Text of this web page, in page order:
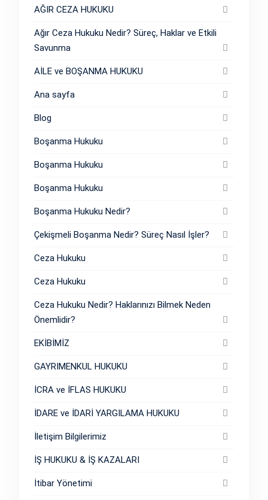
AĞIR CEZA HUKUKU
Ağır Ceza Hukuku Nedir? Süreç, Haklar ve Etkili
Savunma
AİLE ve BOŞANMA HUKUKU
Ana sayfa
Blog
Boşanma Hukuku
Boşanma Hukuku
Boşanma Hukuku
Boşanma Hukuku Nedir?
Çekişmeli Boşanma Nedir? Süreç Nasıl İşler?
Ceza Hukuku
Ceza Hukuku
Ceza Hukuku Nedir? Haklarınızı Bilmek Neden
Önemlidir?
EKİBİMİZ
GAYRIMENKUL HUKUKU
İCRA ve İFLAS HUKUKU
İDARE ve İDARİ YARGILAMA HUKUKU
İletişim Bilgilerimiz
İŞ HUKUKU & İŞ KAZALARI
İtibar Yönetimi